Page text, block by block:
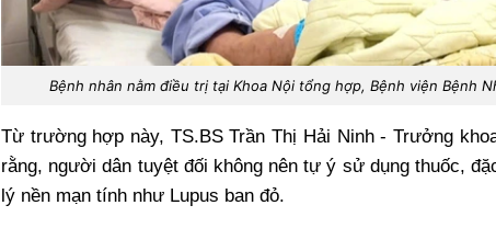
Bệnh nhân nằm điều trị tại Khoa Nội tổng hợp, Bệnh viện Bệnh
Từ trường hợp này, TS.BS Trần Thị Hải Ninh - Trưởng
rằng, người dân tuyệt đối không nên tự ý sử dụng thuốc,
lý nền mạn tính như Lupus ban đỏ.